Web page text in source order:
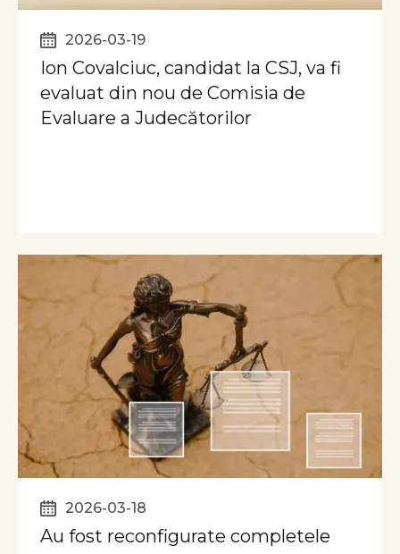
2026-03-19
Ion Covalciuc, candidat la CSJ, va fi
evaluat din nou de Comisia de
Evaluare a Judecătorilor
2026-03-18
Au fost reconfigurate completele